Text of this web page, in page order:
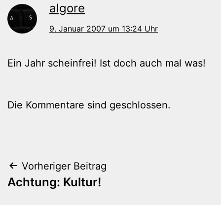
algore
9. Januar 2007 um 13:24 Uhr
Ein Jahr scheinfrei! Ist doch auch mal was!
Die Kommentare sind geschlossen.
Beitragsnavigation
Vorheriger Beitrag
Achtung: Kultur!